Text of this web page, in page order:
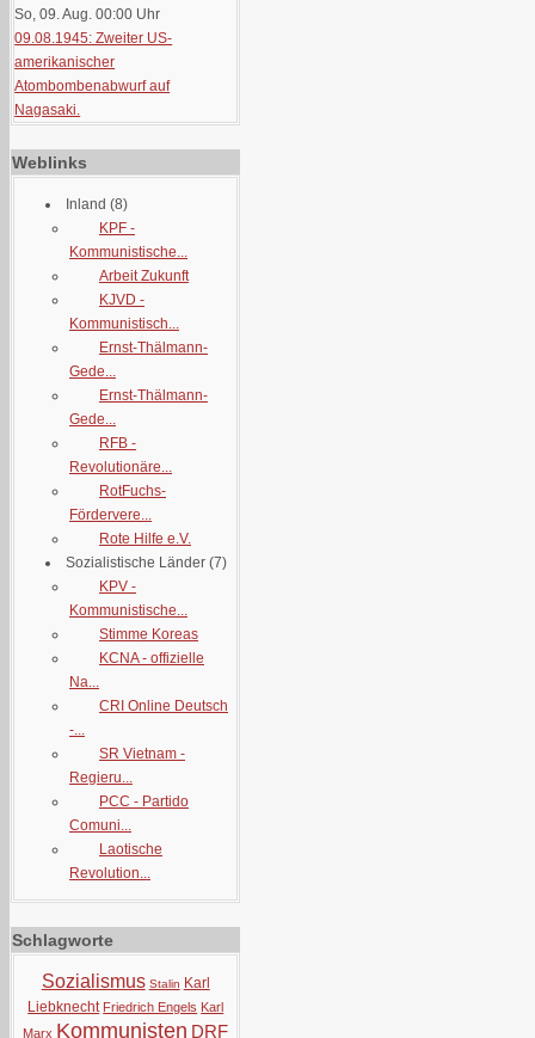
So, 09. Aug. 00:00 Uhr
09.08.1945: Zweiter US-
amerikanischer
Atombombenabwurf auf
Nagasaki.
Weblinks
Inland (8)
KPF -
Kommunistische...
Arbeit Zukunft
KJVD -
Kommunistisch...
Ernst-Thälmann-
Gede...
Ernst-Thälmann-
Gede...
RFB -
Revolutionäre...
RotFuchs-
Fördervere...
Rote Hilfe e.V.
Sozialistische Länder (7)
KPV -
Kommunistische...
Stimme Koreas
KCNA - offizielle
Na...
CRI Online Deutsch
-...
SR Vietnam -
Regieru...
PCC - Partido
Comuni...
Laotische
Revolution...
Schlagworte
Sozialismus Stalin Karl
Liebknecht Friedrich Engels Karl
Marx Kommunisten DRF